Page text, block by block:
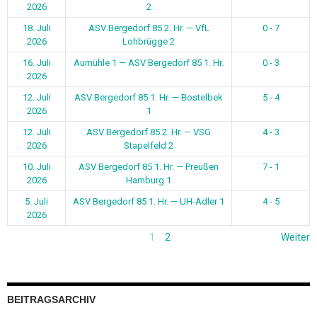
2026
2
18. Juli
2026
ASV Bergedorf 85 2. Hr. — VfL
Lohbrügge 2
0 - 7
16. Juli
2026
Aumühle 1 — ASV Bergedorf 85 1. Hr. 0 - 3
12. Juli
2026
ASV Bergedorf 85 1. Hr. — Bostelbek
1
5 - 4
12. Juli
2026
ASV Bergedorf 85 2. Hr. — VSG
Stapelfeld 2
4 - 3
10. Juli
2026
ASV Bergedorf 85 1. Hr. — Preußen
Hamburg 1
7 - 1
5. Juli
2026
ASV Bergedorf 85 1. Hr. — UH-Adler 1 4 - 5
1 2 Weiter
BEITRAGSARCHIV